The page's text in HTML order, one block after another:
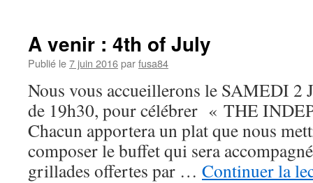
A venir : 4th of July
Publié le7 juin 2016parfusa84
Nous vous accueillerons le SAMEDI
de 19h30, pour célébrer « THE
Chacun apportera un plat que nous
composer le buffet qui sera
grillades offertes par … Continuer la